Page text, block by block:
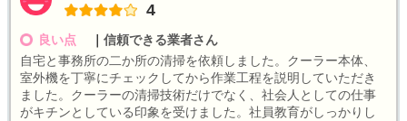
4
良い点
信頼できる業者さん
自宅と事務所の二か所の清掃を依頼しました。クーラー本体、
室外機を丁寧にチェックしてから作業工程を説明していただき
ました。クーラーの清掃技術だけでなく、社会人としての仕事
がキチンとしている印象を受けました。社員教育がしっかりし